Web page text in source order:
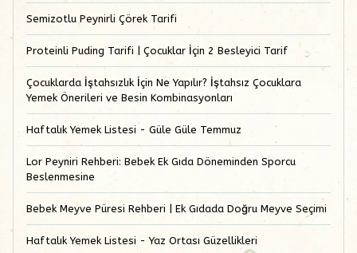
Semizotlu Peynirli Çörek Tarifi
Proteinli Puding Tarifi | Çocuklar İçin 2 Besleyici Tarif
Çocuklarda İştahsızlık İçin Ne Yapılır? İştahsız Çocuklara
Yemek Önerileri ve Besin Kombinasyonları
Haftalık Yemek Listesi - Güle Güle Temmuz
Lor Peyniri Rehberi: Bebek Ek Gıda Döneminden Sporcu
Beslenmesine
Bebek Meyve Püresi Rehberi | Ek Gıdada Doğru Meyve Seçimi
Haftalık Yemek Listesi - Yaz Ortası Güzellikleri